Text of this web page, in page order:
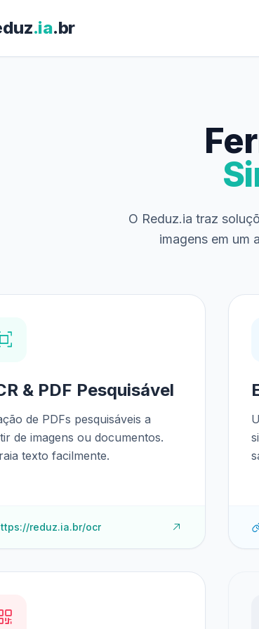
.ia.br
O Reduz.ia traz
imagens em um
& PDF Pesquisável
de PDFs pesquisáveis a
de imagens ou documentos.
texto facilmente.
reduz.ia.br/ocr